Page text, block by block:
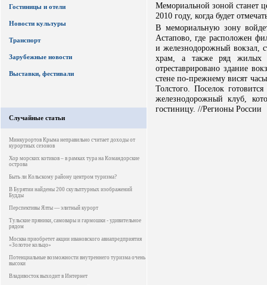
Гостиницы и отели
Новости культуры
Транспорт
Зарубежные новости
Выставки, фестивали
Случайные статьи
Минкурортов Крыма неправильно считает доходы от
курортных сезонов
Хор морских котиков – в рамках тура на Командорские
острова
Быть ли Кольскому району центром туризма?
В Бурятии найдены 200 скульптурных изображений
Будды
Перспективы Ялты — элитный курорт
Тульские пряники, самовары и гармошки - удивительное
рядом
Москва приобретет акции ивановского авиапредприятия
«Золотое кольцо»
Потенциальные возможности внутреннего туризма очень
высоки
Владивосток выходит в Интернет
Мемориальной зоной станет
2010 году, когда будет
В мемориальную зону
Астапово, где расположен
и железнодорожный вокзал,
храм, а также ряд жилых
отреставрировано здание
стене по-прежнему висят
Толстого. Поселок
железнодорожный клуб,
гостиницу. //Регионы России